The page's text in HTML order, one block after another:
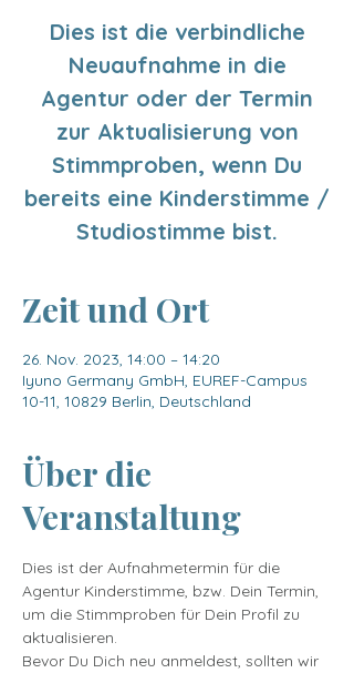
Dies ist die verbindliche
Neuaufnahme in die
Agentur oder der Termin
zur Aktualisierung von
Stimmproben, wenn Du
bereits eine Kinderstimme /
Studiostimme bist.
Zeit und Ort
26. Nov. 2023, 14:00 – 14:20
Iyuno Germany GmbH, EUREF-Campus
10-11, 10829 Berlin, Deutschland
Über die
Veranstaltung
Dies ist der Aufnahmetermin für die
Agentur Kinderstimme, bzw. Dein Termin,
um die Stimmproben für Dein Profil zu
aktualisieren.
Bevor Du Dich neu anmeldest, sollten wir